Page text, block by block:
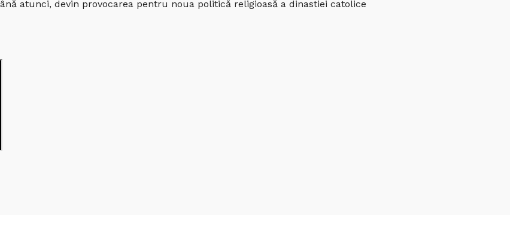
atunci, devin provocarea pentru noua politică religioasă a dinastiei catolice